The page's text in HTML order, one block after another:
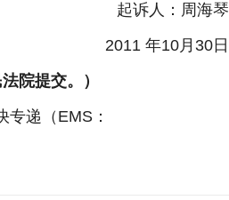
起诉人：周海琴
2011 年10月30日
院提交。）
递（EMS：